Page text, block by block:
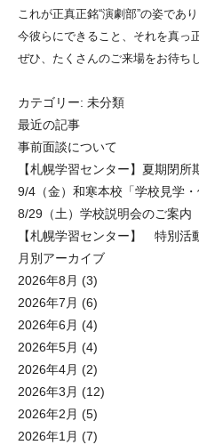
これが正真正銘“演劇部”の姿であ
今彼らにできること、それを真っ
ぜひ、たくさんのご来場をお待ち
カテゴリー: 未分類
最近の記事
事前面談について
【札幌学習センター】夏期閉所
9/4（金）和寒本校「学校見学
8/29（土）学校説明会のご案内
【札幌学習センター】 特別活
月別アーカイブ
2026年8月 (3)
2026年7月 (6)
2026年6月 (4)
2026年5月 (4)
2026年4月 (2)
2026年3月 (12)
2026年2月 (5)
2026年1月 (7)